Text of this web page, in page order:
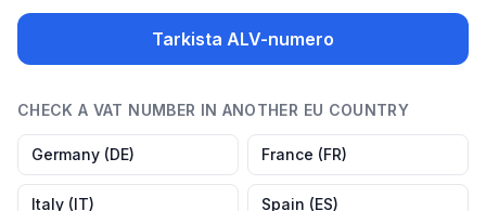
Tarkista ALV-numero
CHECK A VAT NUMBER IN ANOTHER EU COUNTRY
Germany (DE) France (FR)
Italy (IT) Spain (ES)